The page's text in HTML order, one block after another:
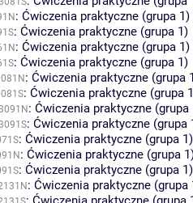
: Ćwiczenia praktyczne (grupa 1)
: Ćwiczenia praktyczne (grupa 1)
: Ćwiczenia praktyczne (grupa 1)
: Ćwiczenia praktyczne (grupa 1)
: Ćwiczenia praktyczne (grupa
: Ćwiczenia praktyczne (grupa
: Ćwiczenia praktyczne (grupa
: Ćwiczenia praktyczne (grupa
: Ćwiczenia praktyczne (grupa 1)
: Ćwiczenia praktyczne (grupa
: Ćwiczenia praktyczne (grupa 1)
: Ćwiczenia praktyczne (grupa